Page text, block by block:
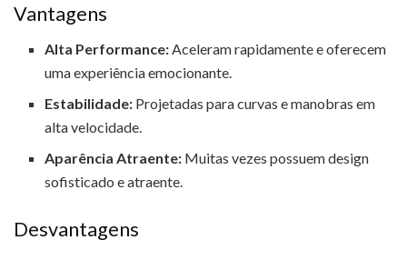
Vantagens
Alta Performance: Aceleram rapidamente e oferecem
uma experiência emocionante.
Estabilidade: Projetadas para curvas e manobras em
alta velocidade.
Aparência Atraente: Muitas vezes possuem design
sofisticado e atraente.
Desvantagens